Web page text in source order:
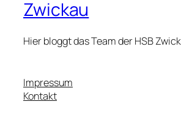
Zwickau
Hier bloggt das Team der HSB
Impressum
Kontakt